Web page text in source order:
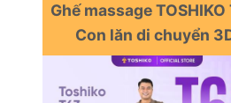
Ghế massage
Con lăn di chuyển